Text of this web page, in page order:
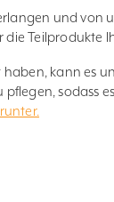
und von
Teilprodukte
kann es
sodass